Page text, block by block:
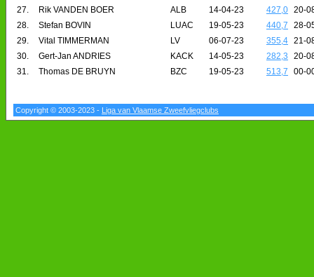
27.
Rik VANDEN BOER ALB 14-04-23 427,0 20-
28.
Stefan BOVIN LUAC 19-05-23 440,7
28-
29.
Vital TIMMERMAN LV 06-07-23 355,4 21-
30.
Gert-Jan ANDRIES KACK 14-05-23 282,3
20-
31.
Thomas DE BRUYN BZC 19-05-23 513,7 00-
Copyright © 2003-2023 - Liga van Vlaamse Zweefvliegclubs